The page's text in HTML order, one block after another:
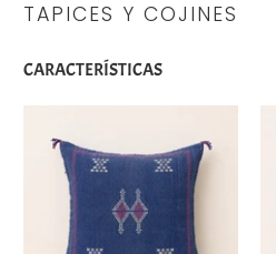
TAPICES Y COJINES